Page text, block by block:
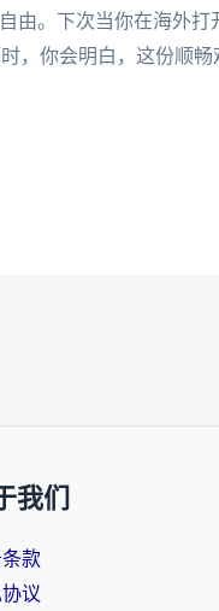
由。下次当你在海外打
，你会明白，这份顺
我们
款
议